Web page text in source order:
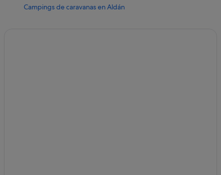
Campings de caravanas en Aldán